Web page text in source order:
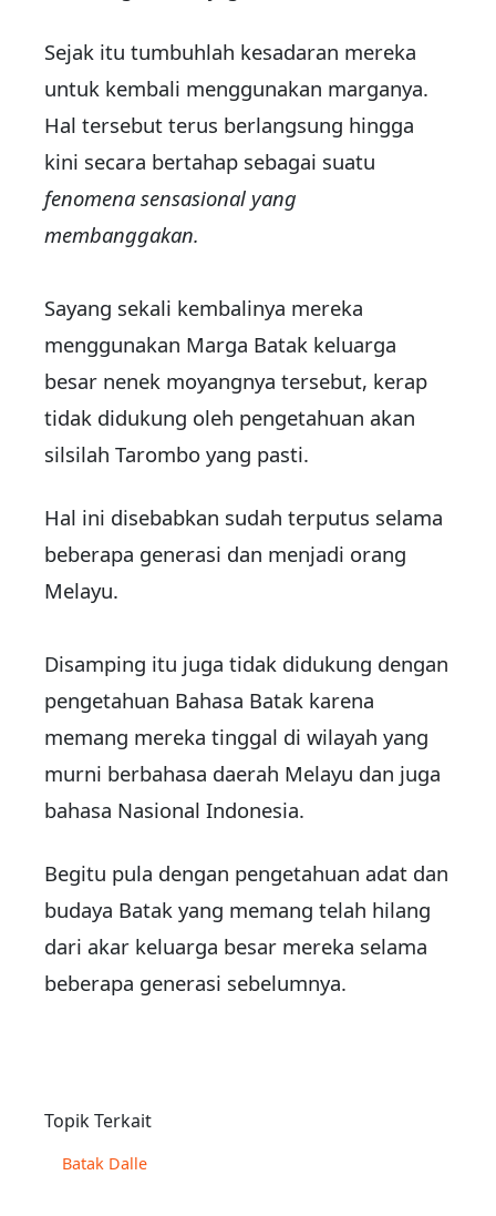
Sejak itu tumbuhlah kesadaran mereka
untuk kembali menggunakan marganya.
Hal tersebut terus berlangsung hingga
kini secara bertahap sebagai suatu
fenomena sensasional yang
membanggakan.
Sayang sekali kembalinya mereka
menggunakan Marga Batak keluarga
besar nenek moyangnya tersebut, kerap
tidak didukung oleh pengetahuan akan
silsilah Tarombo yang pasti.
Hal ini disebabkan sudah terputus selama
beberapa generasi dan menjadi orang
Melayu.
Disamping itu juga tidak didukung dengan
pengetahuan Bahasa Batak karena
memang mereka tinggal di wilayah yang
murni berbahasa daerah Melayu dan juga
bahasa Nasional Indonesia.
Begitu pula dengan pengetahuan adat dan
budaya Batak yang memang telah hilang
dari akar keluarga besar mereka selama
beberapa generasi sebelumnya.
Topik Terkait
Batak Dalle